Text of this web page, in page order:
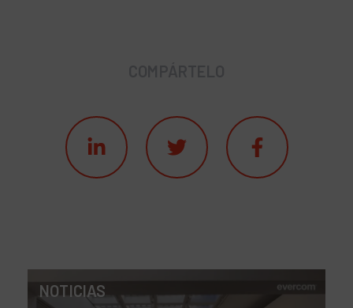
NOTICIAS